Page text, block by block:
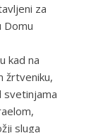
za
Domu
kad na
žrtveniku,
svetinjama
sluga